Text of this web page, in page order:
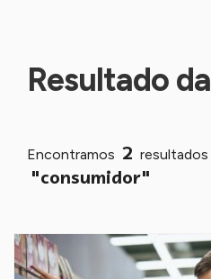
Resultado
Encontramos 2
"consumidor"